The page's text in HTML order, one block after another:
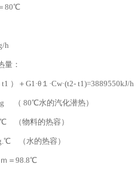
80℃
h
：
t1 ）＋G1·θ１·Cw·(t2- t1)=3889550kJ/h
（ 80℃水的汽化潜热）
物料的热容）
（水的热容）
＝98.8℃